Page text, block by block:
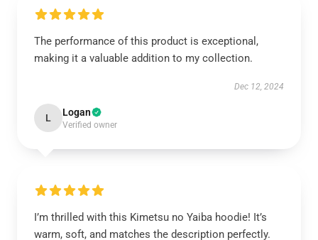
The performance of this product is exceptional,
making it a valuable addition to my collection.
Dec 12, 2024
L Logan
Verified owner
I’m thrilled with this Kimetsu no Yaiba hoodie! It’s
warm, soft, and matches the description perfectly.